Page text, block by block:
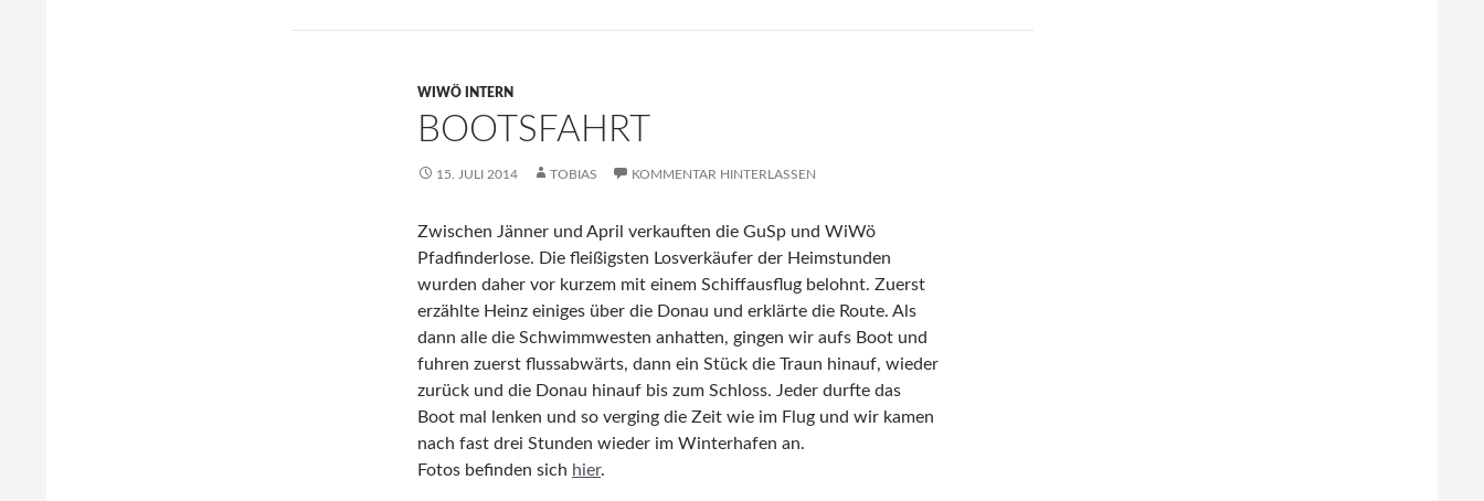
WIWÖ INTERN
BOOTSFAHRT
15. JULI 2014 TOBIAS KOMMENTAR HINTERLASSEN
Zwischen Jänner und April verkauften die GuSp und WiWö
Pfadfinderlose. Die fleißigsten Losverkäufer der Heimstunden
wurden daher vor kurzem mit einem Schiffausflug belohnt. Zuerst
erzählte Heinz einiges über die Donau und erklärte die Route. Als
dann alle die Schwimmwesten anhatten, gingen wir aufs Boot und
fuhren zuerst flussabwärts, dann ein Stück die Traun hinauf, wieder
zurück und die Donau hinauf bis zum Schloss. Jeder durfte das
Boot mal lenken und so verging die Zeit wie im Flug und wir kamen
nach fast drei Stunden wieder im Winterhafen an.
Fotos befinden sich hier.